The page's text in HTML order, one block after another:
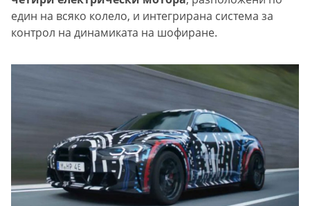
един на всяко колело, и интегрирана система за
контрол на динамиката на шофиране.